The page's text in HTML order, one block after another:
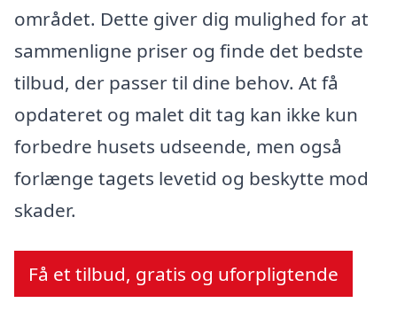
området. Dette giver dig mulighed for at
sammenligne priser og finde det bedste
tilbud, der passer til dine behov. At få
opdateret og malet dit tag kan ikke kun
forbedre husets udseende, men også
forlænge tagets levetid og beskytte mod
skader.
Få et tilbud, gratis og uforpligtende